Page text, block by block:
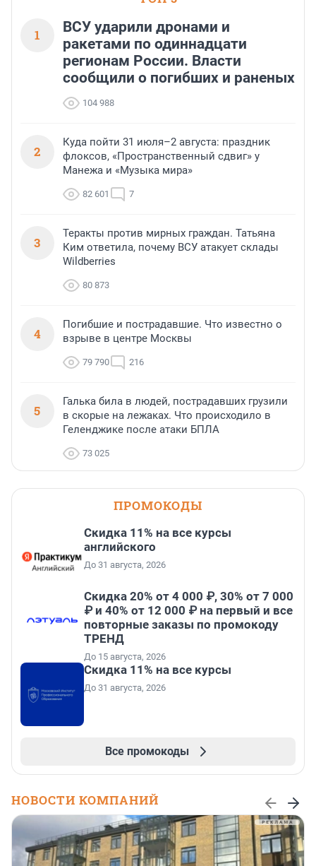
1
ВСУ ударили дронами и
ракетами по одиннадцати
регионам России. Власти
сообщили о погибших и раненых
104 988
2
Куда пойти 31 июля–2 августа: праздник
флоксов, «Пространственный сдвиг» у
Манежа и «Музыка мира»
82 601 7
3
Теракты против мирных граждан. Татьяна
Ким ответила, почему ВСУ атакует склады
Wildberries
80 873
4
Погибшие и пострадавшие. Что известно о
взрыве в центре Москвы
79 790 216
5
Галька била в людей, пострадавших грузили
в скорые на лежаках. Что происходило в
Геленджике после атаки БПЛА
73 025
ПРОМОКОДЫ
Скидка 11% на все курсы
английского
До 31 августа, 2026
Скидка 20% от 4 000 ₽, 30% от 7 000
₽ и 40% от 12 000 ₽ на первый и все
повторные заказы по промокоду
ТРЕНД
До 15 августа, 2026
Скидка 11% на все курсы
До 31 августа, 2026
Все промокоды
НОВОСТИ КОМПАНИЙ